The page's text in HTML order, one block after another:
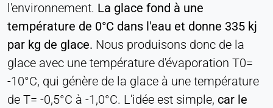
l'environnement. La glace fond à une
température de 0°C dans l'eau et donne 335 kj
par kg de glace. Nous produisons donc de la
glace avec une température d'évaporation T0=
-10°C, qui génère de la glace à une température
de T= -0,5°C à -1,0°C. L'idée est simple, car le
Vimeo
Name:
vuid, player
Provider:
Vimeo, Inc.